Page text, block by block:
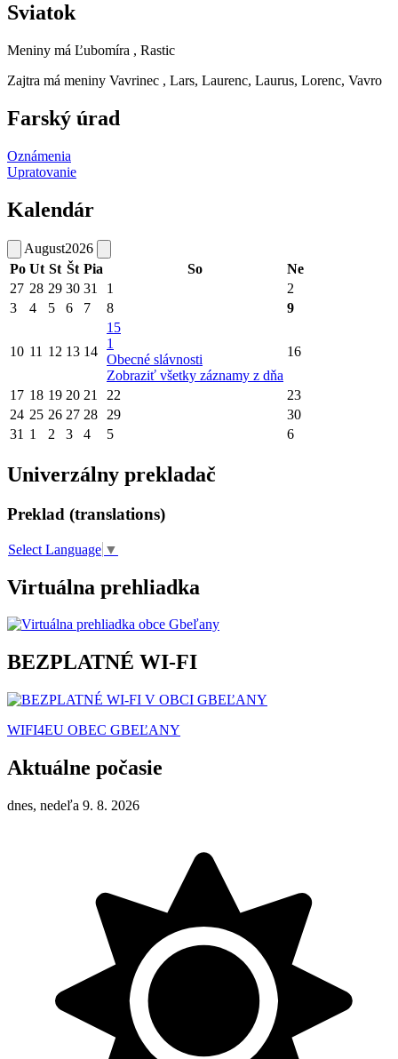
Sviatok
Meniny má Ľubomíra , Rastic
Zajtra má meniny Vavrinec , Lars, Laurenc, Laurus, Lorenc, Vavro
Farský úrad
Oznámenia
Upratovanie
Kalendár
August2026
Po Ut St Št Pia So
Ne
27 28 29 30 31 1
2
3
4 5 6 7 8 9
10 11 12 13 14
15
1
Obecné slávnosti
Zobraziť všetky záznamy z dňa
16
17 18 19 20 21 22
23
24 25 26 27 28 29
30
31 1 2 3 4 5 6
Univerzálny prekladač
Preklad (translations)
Select Language ▼
Virtuálna prehliadka
BEZPLATNÉ WI-FI
WIFI4EU OBEC GBEĽANY
Aktuálne počasie
dnes, nedeľa 9. 8. 2026